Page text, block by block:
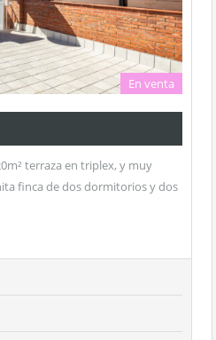
En venta
terraza en triplex, y muy
finca de dos dormitorios y dos